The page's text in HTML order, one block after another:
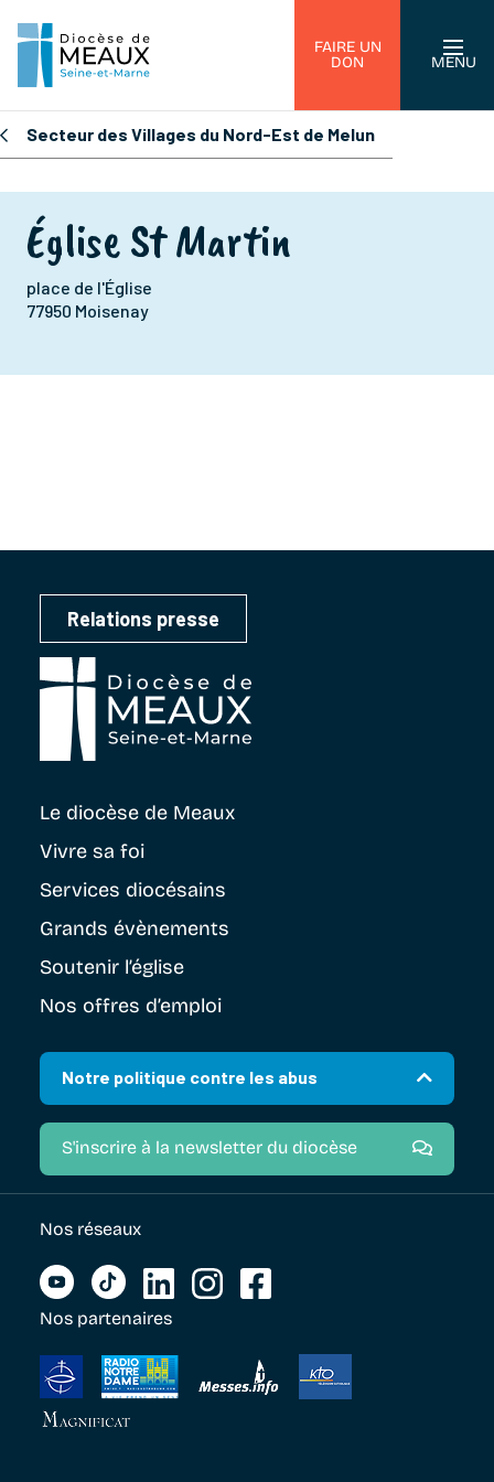
FAIRE UN
DON
MENU
Secteur des Villages du Nord-Est de Melun
Église St Martin
place de l'Église
77950 Moisenay
Relations presse
Le diocèse de Meaux
Vivre sa foi
Services diocésains
Grands évènements
Soutenir l’église
Nos offres d’emploi
Notre politique contre les abus
S'inscrire à la newsletter du diocèse
Nos réseaux
Nos partenaires